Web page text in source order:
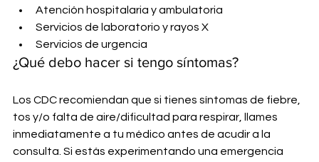
Atención hospitalaria y ambulatoria
Servicios de laboratorio y rayos X
Servicios de urgencia
¿Qué debo hacer si tengo síntomas?
Los CDC recomiendan que si tienes síntomas de fiebre,
tos y/o falta de aire/dificultad para respirar, llames
inmediatamente a tu médico antes de acudir a la
consulta. Si estás experimentando una emergencia